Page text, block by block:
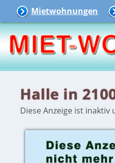
Mietwohnungen
Halle in
Diese Anzeige ist